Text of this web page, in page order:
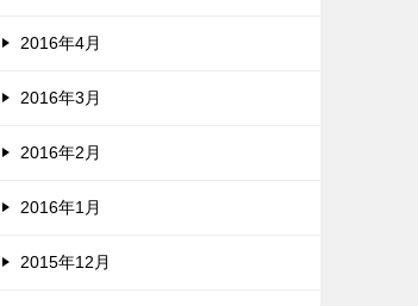
2016年4月
2016年3月
2016年2月
2016年1月
2015年12月